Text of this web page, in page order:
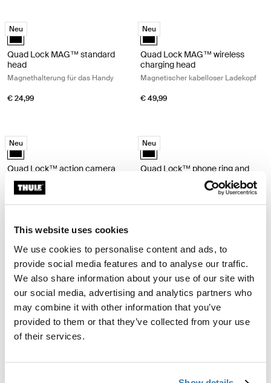
This website uses cookies
We use cookies to personalise content and ads, to
provide social media features and to analyse our traffic.
We also share information about your use of our site with
our social media, advertising and analytics partners who
may combine it with other information that you’ve
provided to them or that they’ve collected from your use
of their services.
Quad Lock MAG™ standard head Magnethalterung für das Handy
Neu
Quad Lock MAG™ standard head Schwarz (selected)
Quad Lock MAG™ standard
head
Magnethalterung für das Handy
€ 24,99
Quad Lock MAG™ wireless
Neu
Quad Lock MAG™ wireless
Quad Lock MAG™ wireless
charging head
Magnetischer kabelloser Ladekopf
€ 49,99
Quad Lock™ action camera adaptor vielseitiger Action-Kamera-
Neu
Quad Lock™ action camera adaptor Schwarz (selected)
Quad Lock™ action camera
adaptor
vielseitiger Action-Kamera-
Adapter
Quad Lock™ phone ring and stand
Neu
Quad Lock™ phone ring and
Quad Lock™ phone ring and
Handyring, der auch als Ständer
dient
Quad Lock™ wireless charging head for car kabelloser Handyladekopf
Neu
Quad Lock™ wireless charging head for car Schwarz (selected)
Quad Lock™ wireless charging
head for car
kabelloser Handyladekopf für Auto
oder Schreibtisch
Quad Lock MAG™ ring
Neu
Blue (selected)
Quad Lock MAG™ ring
Magnetischer Handy-Ring
€ 9,99